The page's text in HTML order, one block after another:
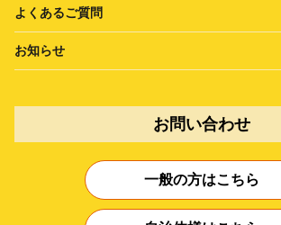
よくあるご質問
お知らせ
お問い合わせ
一般の方はこちら